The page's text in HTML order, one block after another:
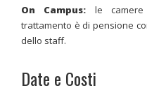
On Campus: le
trattamento è di pensione
dello staff.
Date e Costi